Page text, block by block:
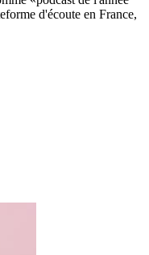
d'écoute en France,